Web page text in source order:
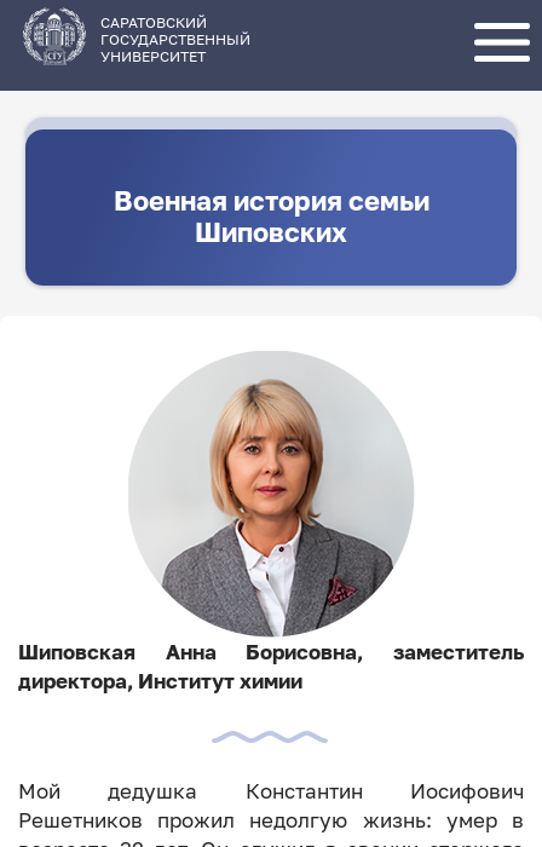
основному
содержанию
САРАТОВСКИЙ
ГОСУДАРСТВЕННЫЙ
УНИВЕРСИТЕТ
Военная история семьи
Шиповских
Шиповская Анна Борисовна, заместитель
директора, Институт химии
Мой дедушка Константин Иосифович
Решетников прожил недолгую жизнь: умер в